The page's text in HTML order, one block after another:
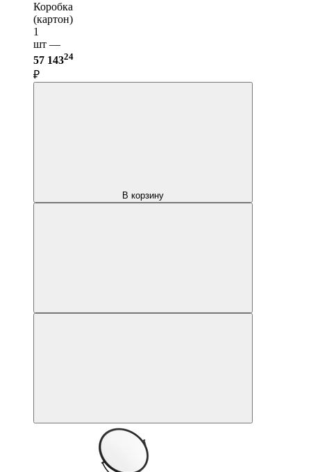
Коробка
(картон)
1
шт —
57 14324
₽
В корзину